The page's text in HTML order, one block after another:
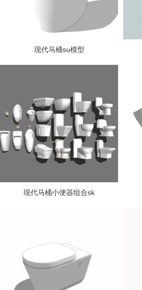
现代马桶su模型
现代马桶小便器组合sk